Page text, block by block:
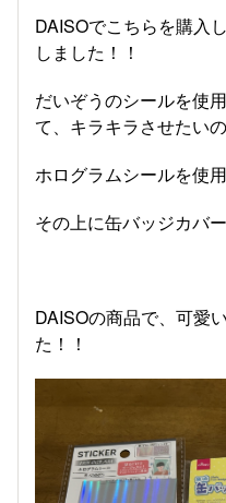
DAISOでこちらを購入
しました！！
だいぞうのシールを使
て、キラキラさせたい
ホログラムシールを使用
その上に缶バッジカバ
DAISOの商品で、可愛
た！！